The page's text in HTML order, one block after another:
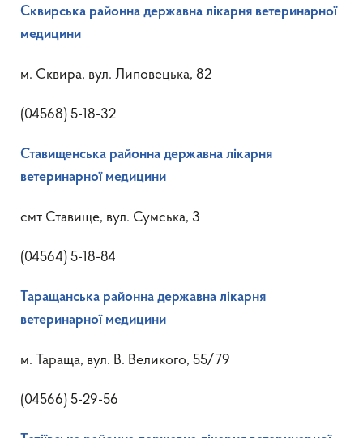
Сквирська районна державна лікарня ветеринарної
медицини
м. Сквира, вул. Липовецька, 82
(04568) 5-18-32
Ставищенська районна державна лікарня
ветеринарної медицини
смт Ставище, вул. Сумська, 3
(04564) 5-18-84
Таращанська районна державна лікарня
ветеринарної медицини
м. Тараща, вул. В. Великого, 55/79
(04566) 5-29-56